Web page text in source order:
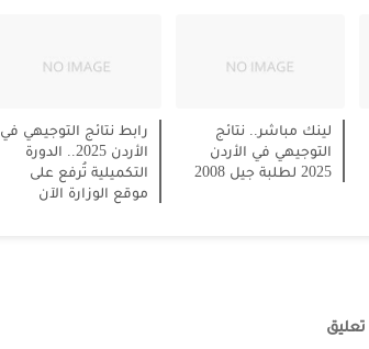
لينك مباشر.. نتائج
التوجيهي في الأردن
2025 لطلبة جيل 2008
رابط نتائج التوجيهي في
الأردن 2025.. الدورة
التكميلية تُرفع على
موقع الوزارة الآن